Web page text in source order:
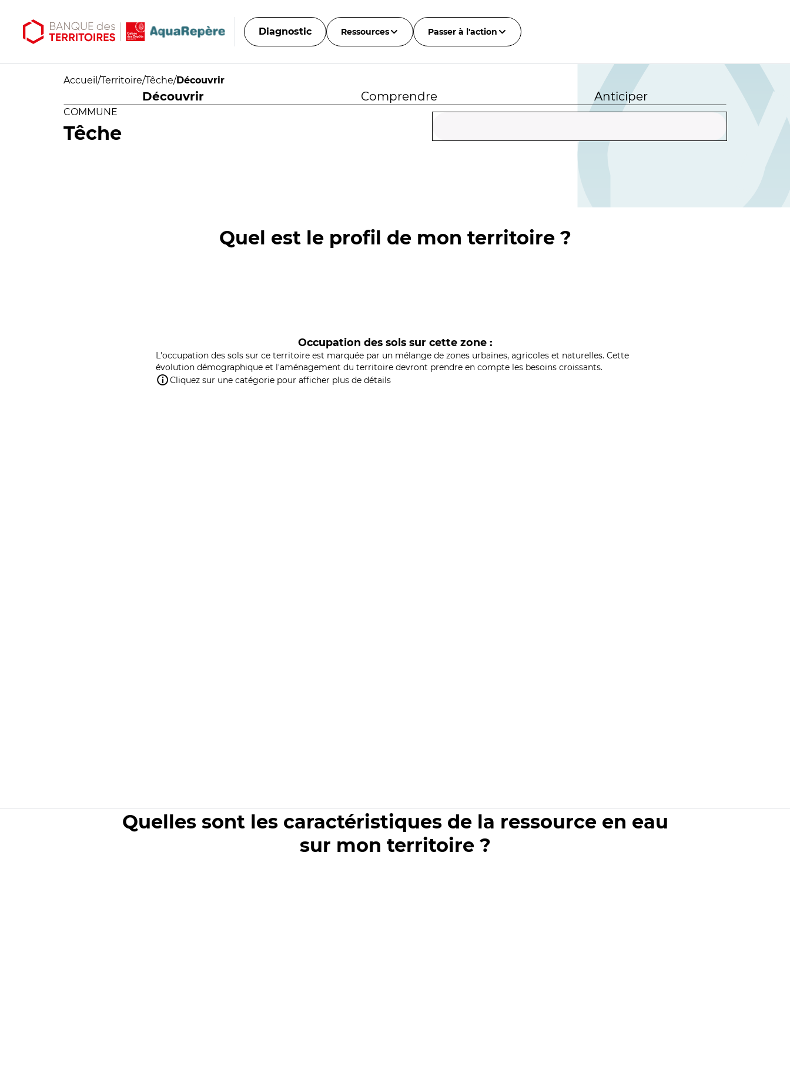
Diagnostic Ressources Passer à l'action
Accueil /Territoire/Têche/Découvrir
Découvrir Comprendre Anticiper
COMMUNE
Têche
Quel est le profil de mon territoire ?
Occupation des sols sur cette zone :
L'occupation des sols sur ce territoire est marquée par un mélange de zones urbaines, agricoles et naturelles. Cette
évolution démographique et l'aménagement du territoire devront prendre en compte les besoins croissants.
Cliquez sur une catégorie pour afficher plus de détails
Quelles sont les caractéristiques de la ressource en eau
sur mon territoire ?